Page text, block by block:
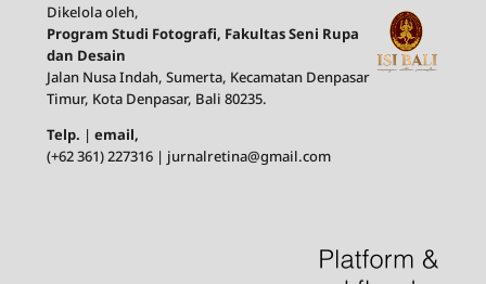
Dikelola oleh,
Program Studi Fotografi, Fakultas Seni Rupa
dan Desain
Jalan Nusa Indah, Sumerta, Kecamatan Denpasar
Timur, Kota Denpasar, Bali 80235.
Telp. | email,
(+62 361) 227316 | jurnalretina@gmail.com